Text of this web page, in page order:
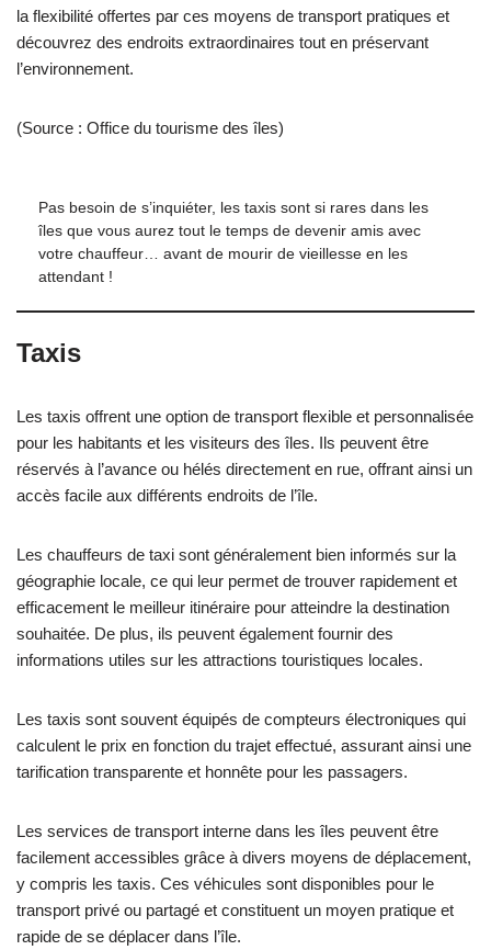
la flexibilité offertes par ces moyens de transport pratiques et
découvrez des endroits extraordinaires tout en préservant
l’environnement.
(Source : Office du tourisme des îles)
Pas besoin de s’inquiéter, les taxis sont si rares dans les
îles que vous aurez tout le temps de devenir amis avec
votre chauffeur… avant de mourir de vieillesse en les
attendant !
Taxis
Les taxis offrent une option de transport flexible et personnalisée
pour les habitants et les visiteurs des îles. Ils peuvent être
réservés à l’avance ou hélés directement en rue, offrant ainsi un
accès facile aux différents endroits de l’île.
Les chauffeurs de taxi sont généralement bien informés sur la
géographie locale, ce qui leur permet de trouver rapidement et
efficacement le meilleur itinéraire pour atteindre la destination
souhaitée. De plus, ils peuvent également fournir des
informations utiles sur les attractions touristiques locales.
Les taxis sont souvent équipés de compteurs électroniques qui
calculent le prix en fonction du trajet effectué, assurant ainsi une
tarification transparente et honnête pour les passagers.
Les services de transport interne dans les îles peuvent être
facilement accessibles grâce à divers moyens de déplacement,
y compris les taxis. Ces véhicules sont disponibles pour le
transport privé ou partagé et constituent un moyen pratique et
rapide de se déplacer dans l’île.